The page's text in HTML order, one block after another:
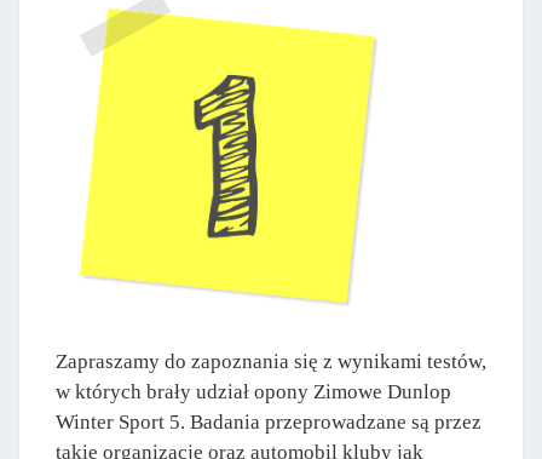
Zapraszamy do zapoznania się z wynikami testów,
w których brały udział opony Zimowe Dunlop
Winter Sport 5. Badania przeprowadzane są przez
takie organizacje oraz automobil kluby jak